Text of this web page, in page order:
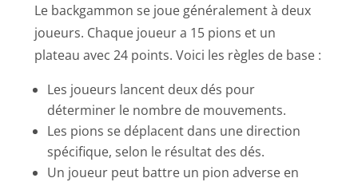
Le backgammon se joue généralement à deux
joueurs. Chaque joueur a 15 pions et un
plateau avec 24 points. Voici les règles de base :
Les joueurs lancent deux dés pour
déterminer le nombre de mouvements.
Les pions se déplacent dans une direction
spécifique, selon le résultat des dés.
Un joueur peut battre un pion adverse en